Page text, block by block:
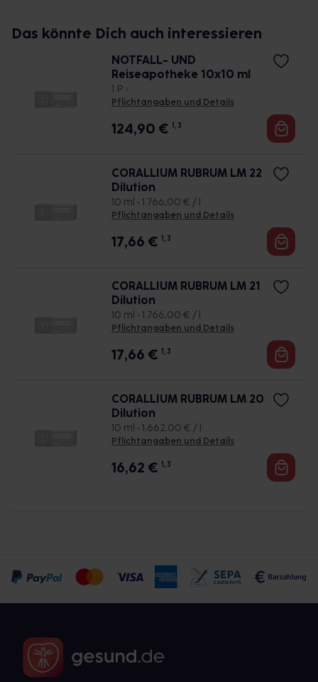
Das könnte Dich auch interessieren
NOTFALL- UND
Reiseapotheke 10x10 ml
1 P •
Pflichtangaben und Details
124,90 € 1, 3
CORALLIUM RUBRUM LM 22
Dilution
10 ml • 1.766,00 € / l
Pflichtangaben und Details
17,66 € 1, 3
CORALLIUM RUBRUM LM 21
Dilution
10 ml • 1.766,00 € / l
Pflichtangaben und Details
17,66 € 1, 3
CORALLIUM RUBRUM LM 20
Dilution
10 ml • 1.662,00 € / l
Pflichtangaben und Details
16,62 € 1, 3